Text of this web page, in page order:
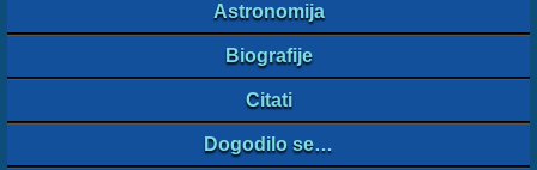
Astronomija
Biografije
Citati
Dogodilo se…